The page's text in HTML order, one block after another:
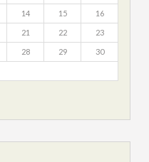
14 15 16
21 22 23
28 29 30